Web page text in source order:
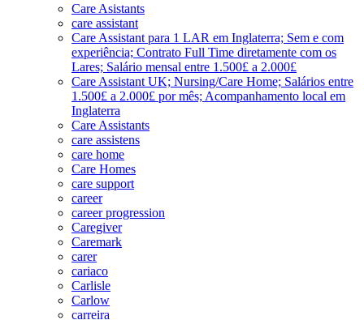
Care Asistants
care assistant
Care Assistant para 1 LAR em Inglaterra; Sem e com
experiência; Contrato Full Time diretamente com os
Lares; Salário mensal entre 1.500£ a 2.000£
Care Assistant UK; Nursing/Care Home; Salários entre
1.500£ a 2.000£ por mês; Acompanhamento local em
Inglaterra
Care Assistants
care assistens
care home
Care Homes
care support
career
career progression
Caregiver
Caremark
carer
cariaco
Carlisle
Carlow
carreira